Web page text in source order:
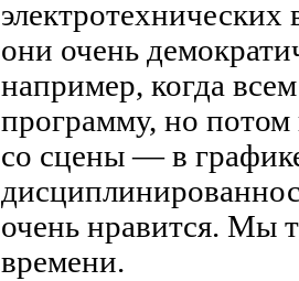
они очень
например, когда
программу, но
со сцены — в
очень нравится. Мы
времени.